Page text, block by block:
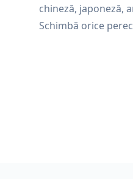
chineză, japoneză,
Schimbă orice